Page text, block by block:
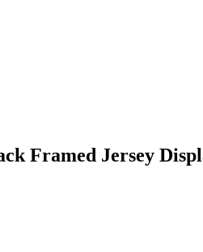
Framed Jersey